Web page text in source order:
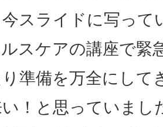
スライドに写って
スケアの講座で緊
準備を万全にして
！と思っていまし